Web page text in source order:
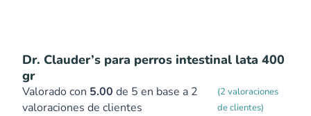
Dr. Clauder’s para perros intestinal lata 400
gr
Valorado con 5.00 de 5 en base a 2
valoraciones de clientes
(2 valoraciones
de clientes)